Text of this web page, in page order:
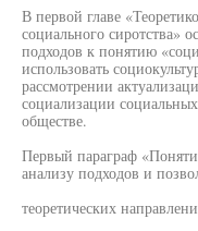
В первой главе
социального сиротства»
подходов к понятию
использовать
рассмотрении
социализации
обществе.
Первый параграф
анализу подходов и
теоретических